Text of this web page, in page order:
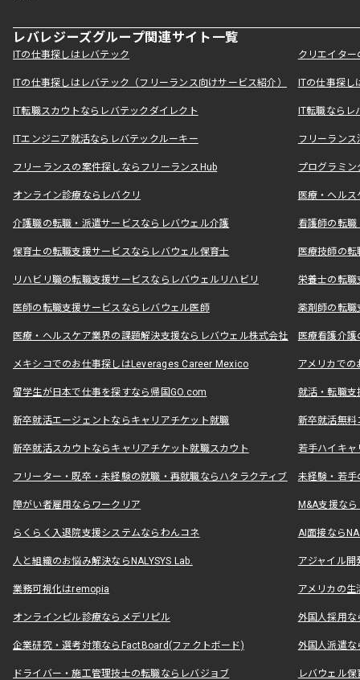
レバレジーズグループ関連サイト一覧
ITの仕事探しはレバテック クリエイタ
ITの仕事探しはレバテック（フリーランス向けサービス紹介） ITの仕事探
IT転職スカウトならレバテックダイレクト IT転職なら
ITエンジニア就活ならレバテックルーキー フリーラン
フリーランスの案件探しならフリーランスHub プログラミ
オンライン診療ならレバクリ 医療・ヘル
介護職の転職・派遣サービスならレバウェル介護 看護師の転
保育士の転職支援サービスならレバウェル保育士 医療技師の
リハビリ職の転職支援サービスならレバウェルリハビリ 栄養士の転
医師の転職支援サービスならレバウェル医師 薬剤師の転
医療・ヘルスケア業界の課題解決支援ならレバウェル株式会社 医療看護介
メキシコでのお仕事探しはLeverages Career Mexico アメリカで
留学生が日本で仕事を探すなら帰国GO.com 就活・転職
新卒就活エージェントならキャリアチケット就職 新卒就活無料
新卒就活スカウトならキャリアチケット就職スカウト 若手ハイキ
フリーター・既卒・未経験の就職・再就職ならハタラクティブ 未経験・若手
障がい者雇用ならワークリア M&A支援な
らくらく入退院支援システムならわんコネ AI面接なら
人と組織のお悩み解決ならNALYSYS Lab. アジャイル
業務可視化はremopia アメリカの
オンラインピル診療ならメデリピル 外国人採用
企業研究・選考対策ならFactBoard(ファクトボード) 外国人派遣な
ドライバー・施工管理技士の転職ならレバジョブ レバウェル